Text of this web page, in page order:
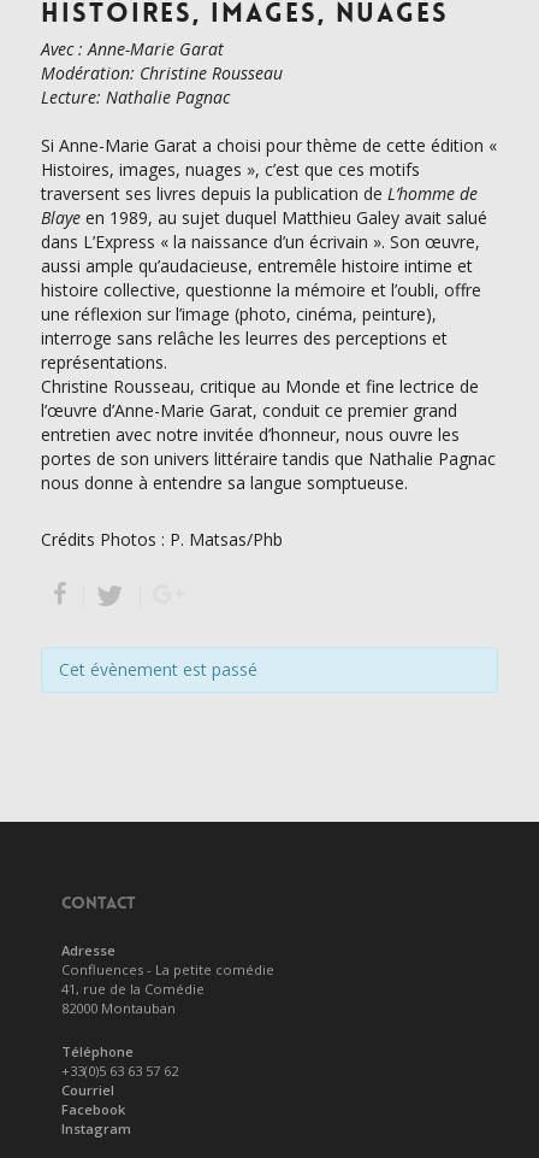
HISTOIRES, IMAGES, NUAGES
Avec : Anne-Marie Garat
Modération: Christine Rousseau
Lecture: Nathalie Pagnac
Si Anne-Marie Garat a choisi pour thème de cette édition «
Histoires, images, nuages », c’est que ces motifs
traversent ses livres depuis la publication de L’homme de
Blayeen 1989, au sujet duquel Matthieu Galey avait salué
dans L’Express « la naissance d’un écrivain ». Son œuvre,
aussi ample qu’audacieuse, entremêle histoire intime et
histoire collective, questionne la mémoire et l’oubli, offre
une réflexion sur l’image (photo, cinéma, peinture),
interroge sans relâche les leurres des perceptions et
représentations.
Christine Rousseau, critique au Monde et fine lectrice de
l’œuvre d’Anne-Marie Garat, conduit ce premier grand
entretien avec notre invitée d’honneur, nous ouvre les
portes de son univers littéraire tandis que Nathalie Pagnac
nous donne à entendre sa langue somptueuse.
Crédits Photos : P. Matsas/Phb
Cet évènement est passé
CONTACT
Adresse
Confluences - La petite comédie
41, rue de la Comédie
82000 Montauban
Téléphone
+33(0)5 63 63 57 62
Courriel
Facebook
Instagram